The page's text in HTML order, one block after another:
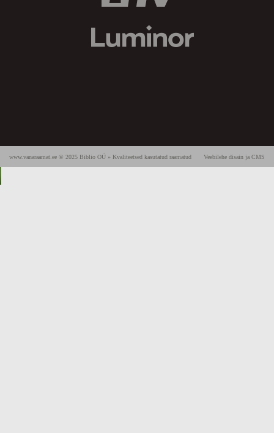
Veebilehe disain ja CMS
www.vanaraamat.ee © 2025 Biblio OÜ » Kvaliteetsed kasutatud raamatud